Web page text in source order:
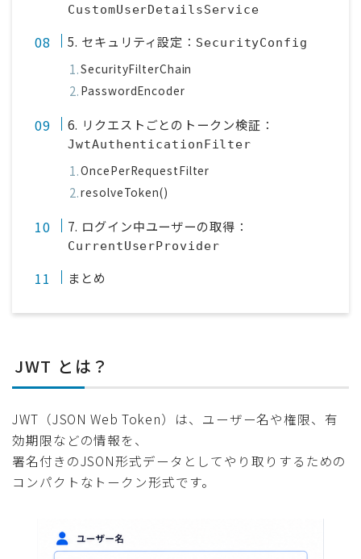
CustomUserDetailsService
5. セキュリティ設定： SecurityConfig
SecurityFilterChain
PasswordEncoder
6. リクエストごとのトークン検証：
JwtAuthenticationFilter
OncePerRequestFilter
resolveToken()
7. ログイン中ユーザーの取得：
CurrentUserProvider
まとめ
JWT とは？
JWT（JSON Web Token）は、ユーザー名や権限、有
効期限などの情報を、
署名付きのJSON形式データとしてやり取りするための
コンパクトなトークン形式です。